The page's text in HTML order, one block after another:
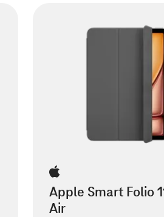
Apple Smart Folio
Air